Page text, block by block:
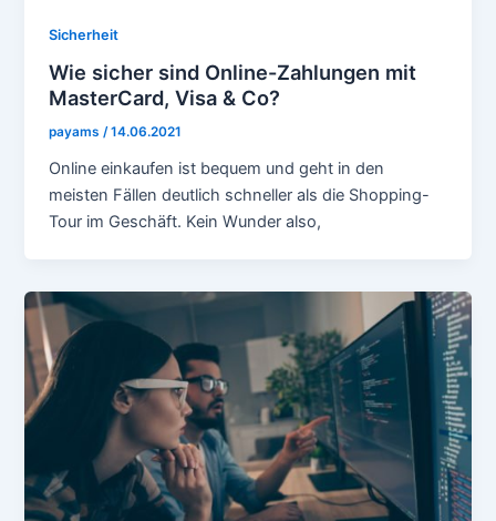
Sicherheit
Wie sicher sind Online-Zahlungen mit
MasterCard, Visa & Co?
payams/14.06.2021
Online einkaufen ist bequem und geht in den
meisten Fällen deutlich schneller als die Shopping-
Tour im Geschäft. Kein Wunder also,